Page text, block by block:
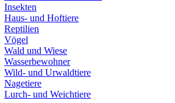
Insekten
Haus- und Hoftiere
Reptilien
Vögel
Wald und Wiese
Wasserbewohner
Wild- und Urwaldtiere
Nagetiere
Lurch- und Weichtiere